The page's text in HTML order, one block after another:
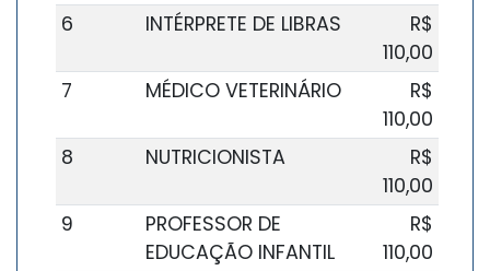
6
INTÉRPRETE DE LIBRAS
R$
110,00
7
MÉDICO VETERINÁRIO
R$
110,00
8
NUTRICIONISTA
R$
110,00
9
PROFESSOR DE
EDUCAÇÃO INFANTIL
R$
110,00